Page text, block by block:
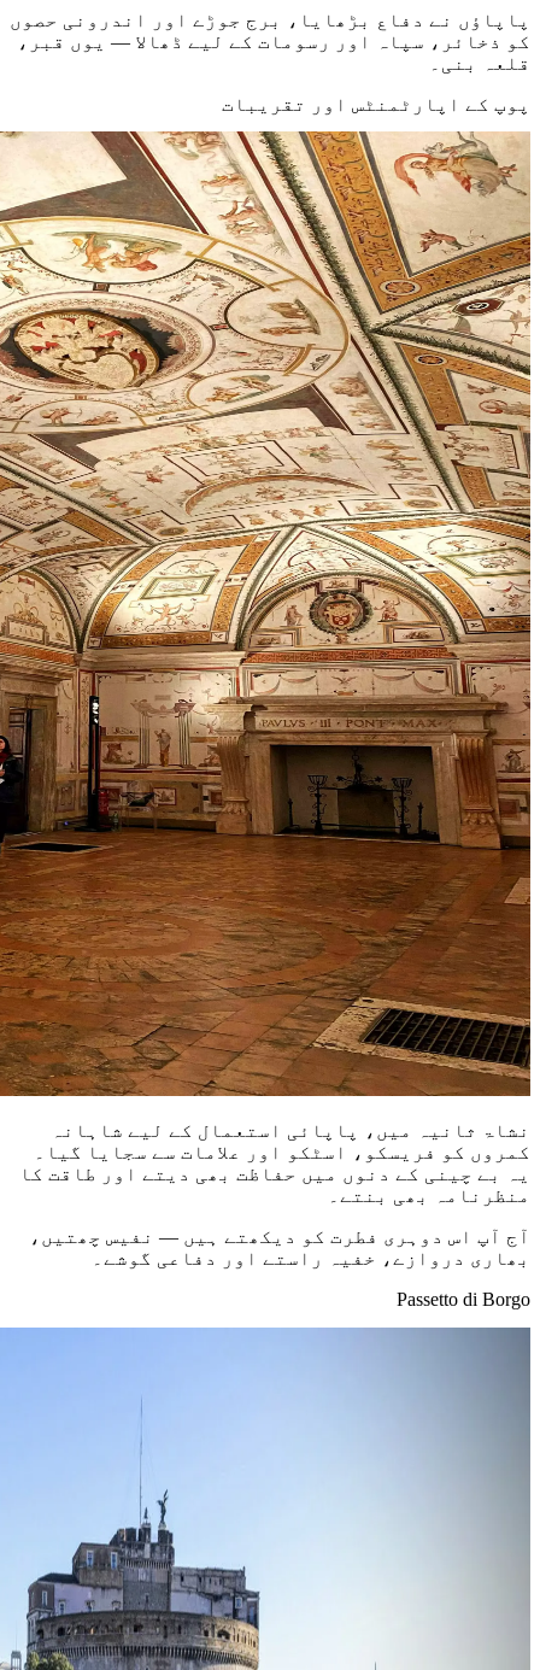
پاپاؤں نے دفاع بڑھایا، برج جوڑے اور اندرونی حصوں
کو ذخائر، سپاہ اور رسومات کے لیے ڈھالا — یوں قبر،
قلعہ بنی۔
پوپ کے اپارٹمنٹس اور تقریبات
نشاۃ ثانیہ میں، پاپائی استعمال کے لیے شاہانہ
کمروں کو فریسکو، اسٹکو اور علامات سے سجایا گیا۔
یہ بے چینی کے دنوں میں حفاظت بھی دیتے اور طاقت کا
منظرنامہ بھی بنتے۔
آج آپ اس دوہری فطرت کو دیکھتے ہیں — نفیس چھتیں،
بھاری دروازے، خفیہ راستے اور دفاعی گوشے۔
Passetto di Borgo